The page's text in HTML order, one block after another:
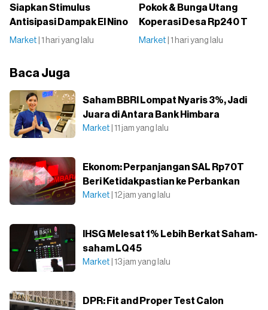
Siapkan Stimulus
Antisipasi Dampak El Nino
Market | 1 hari yang lalu
Pokok & Bunga Utang
Koperasi Desa Rp240 T
Market | 1 hari yang lalu
Baca Juga
Saham BBRI Lompat Nyaris 3%, Jadi
Juara di Antara Bank Himbara
Market | 11 jam yang lalu
Ekonom: Perpanjangan SAL Rp70T
Beri Ketidakpastian ke Perbankan
Market | 12 jam yang lalu
IHSG Melesat 1% Lebih Berkat Saham-
saham LQ45
Market | 13 jam yang lalu
DPR: Fit and Proper Test Calon